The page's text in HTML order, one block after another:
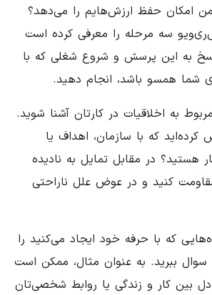
امکان حفظ ارزش‌هایم را می‌دهد؟
سه مرحله را معرفی کرده است
به این پرسش و شروع شغلی که با
شما همسو باشد، انجام دهید.
به اخلاقیات در کارتان آشنا شوید.
که با سازمان، اهداف یا
هستید؟ در مقابل تمایل به نادیده
کنید و در عوض علل ناراحتی
که با حرفه خود ایجاد می‌کنید را
سوال ببرید. به عنوان مثال، ممکن است
بین کار و زندگی یا روابط شخصی‌تان